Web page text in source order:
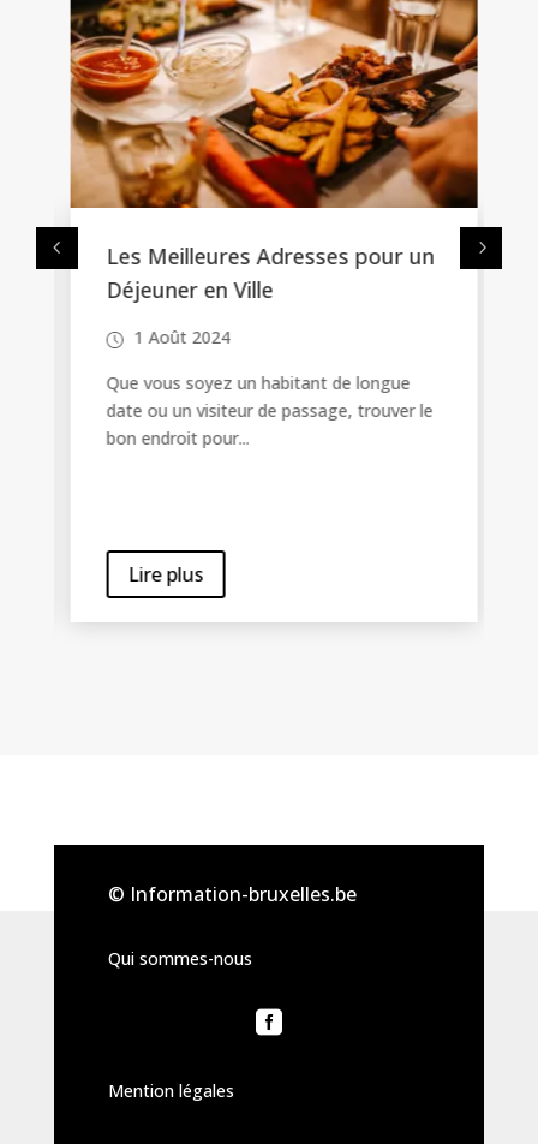
Les Meilleures Adresses pour un
Déjeuner en Ville
1 Août 2024
Que vous soyez un habitant de longue
date ou un visiteur de passage, trouver le
bon endroit pour...
Lire plus
© Information-bruxelles.be
Qui sommes-nous

Mention légales